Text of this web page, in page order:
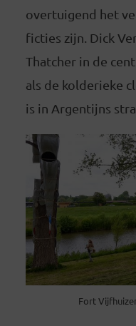
overtuigend het
ficties zijn. Dick
Thatcher in de
als de kolderieke
is in Argentijns
Fort